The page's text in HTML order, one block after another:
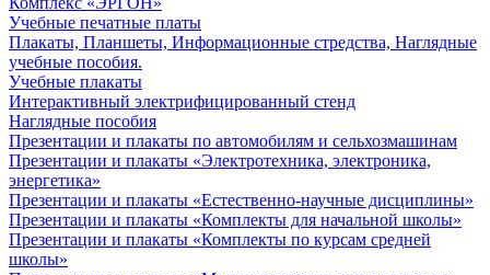
Учебные печатные платы
Плакаты, Планшеты, Информационные стредства, Наглядные
учебные пособия.
Учебные плакаты
Интерактивный электрифицированный стенд
Наглядные пособия
Презентации и плакаты по автомобилям и сельхозмашинам
Презентации и плакаты «Электротехника, электроника,
энергетика»
Презентации и плакаты «Естественно-научные дисциплины»
Презентации и плакаты «Комплекты для начальной школы»
Презентации и плакаты «Комплекты по курсам средней
школы»